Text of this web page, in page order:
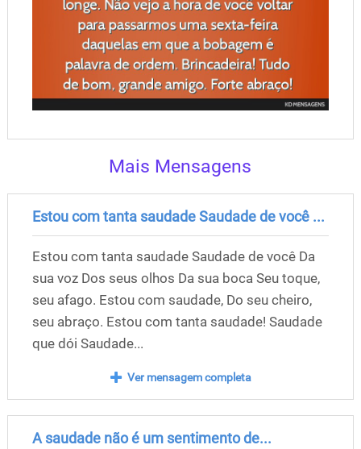
Mais Mensagens
Estou com tanta saudade Saudade de você ...
Estou com tanta saudade Saudade de você Da
sua voz Dos seus olhos Da sua boca Seu toque,
seu afago. Estou com saudade, Do seu cheiro,
seu abraço. Estou com tanta saudade! Saudade
que dói Saudade...
Ver mensagem completa
A saudade não é um sentimento de...